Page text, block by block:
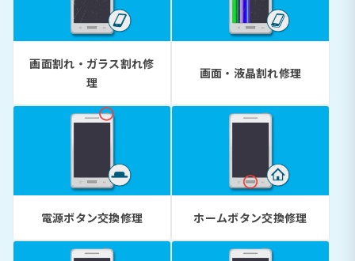
画面割れ・ガラス割れ修
理
画面・液晶割れ修理
電源ボタン交換修理 ホームボタン交換修理